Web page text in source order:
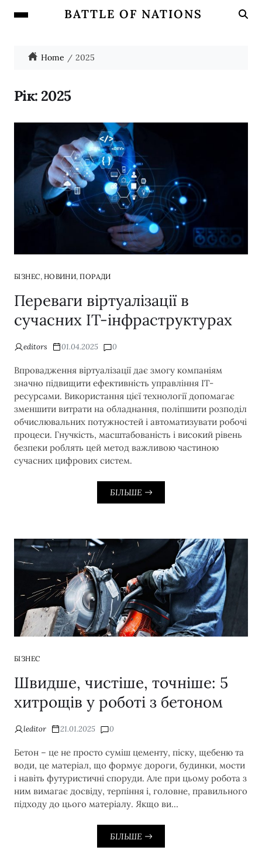
BATTLE OF NATIONS
Home 2025
Рік: 2025
БІЗНЕС, НОВИНИ,ПОРАДИ
Переваги віртуалізації в
сучасних IT-інфраструктурах
editors 01.04.2025 0
Впровадження віртуалізації дає змогу компаніям
значно підвищити ефективність управління IT-
ресурсами. Використання цієї технології допомагає
зменшити витрати на обладнання, поліпшити розподіл
обчислювальних потужностей і автоматизувати робочі
процеси. Гнучкість, масштабованість і високий рівень
безпеки роблять цей метод важливою частиною
сучасних цифрових систем.
БІЛЬШЕ
БІЗНЕС
Швидше, чистіше, точніше: 5
хитрощів у роботі з бетоном
leditor 21.01.2025 0
Бетон – це не просто суміш цементу, піску, щебеню та
води, це матеріал, що формує дороги, будинки, мости
і навіть футуристичні споруди. Але при цьому робота з
ним вимагає досвіду, терпіння і, головне, правильного
підходу до цього матеріалу. Якщо ви…
БІЛЬШЕ